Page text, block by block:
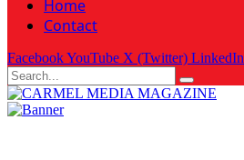
Home
Contact
FacebookYouTube X (Twitter) LinkedIn